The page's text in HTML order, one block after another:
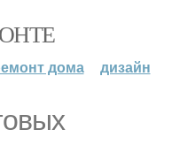
дома дизайн